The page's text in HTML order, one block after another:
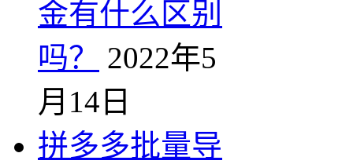
金有什么区别
吗？
2022年5
月14日
拼多多批量导